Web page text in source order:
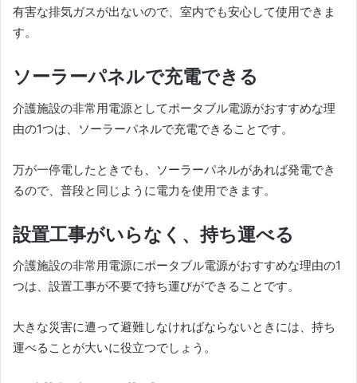
有害な排気ガスが出ないので、室内でも安心して使用できま
す。
ソーラーパネルで充電できる
介護施設の非常用電源としてポータブル電源がおすすめな理
由の1つは、ソーラーパネルで充電できることです。
万が一停電したときでも、ソーラーパネルがあれば発電でき
るので、普段と同じように電力を使用できます。
設置工事がいらなく、持ち運べる
介護施設の非常用電源にポータブル電源がおすすめな理由の1
つは、設置工事が不要で持ち運びができることです。
大きな災害に遭って避難しなければならないときには、持ち
運べることが大いに役立つでしょう。